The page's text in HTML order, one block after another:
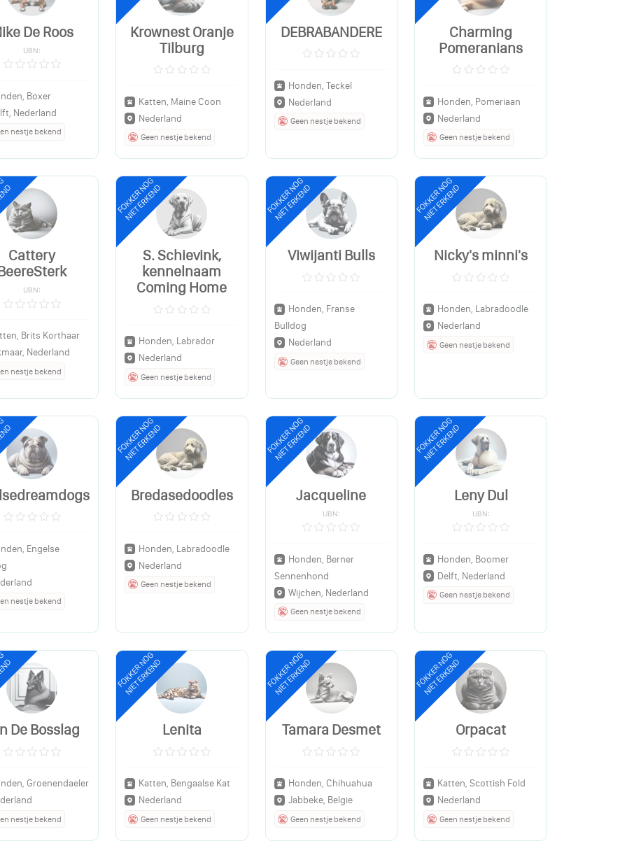
De Roos
UBN:
Boxer
Nederland
nestje bekend
Krownest Oranje
Tilburg
Katten, Maine Coon
Nederland
Geen nestje bekend
DEBRABANDERE
Honden, Teckel
Nederland
Geen nestje bekend
Charming
Pomeranians
Honden, Pomeriaan
Nederland
Geen nestje bekend
Cattery
UBN:
Brits Korthaar
Nederland
nestje bekend
FOKKER NOG
NIET ERKEND
S. Schievink,
kennelnaam
Coming Home
Honden, Labrador
Nederland
Geen nestje bekend
FOKKER NOG
NIET ERKEND
Viwijanti Bulls
Honden, Franse
Bulldog
Nederland
Geen nestje bekend
FOKKER NOG
NIET ERKEND
Nicky's minni's
Honden, Labradoodle
Nederland
Geen nestje bekend
Engelse
nestje bekend
FOKKER NOG
NIET ERKEND
Bredasedoodles
Honden, Labradoodle
Nederland
Geen nestje bekend
FOKKER NOG
NIET ERKEND
Jacqueline
UBN:
Honden, Berner
Sennenhond
Wijchen, Nederland
Geen nestje bekend
FOKKER NOG
NIET ERKEND
Leny Dul
UBN:
Honden, Boomer
Delft, Nederland
Geen nestje bekend
De Bosslag
Groenendaeler
nestje bekend
FOKKER NOG
NIET ERKEND
Lenita
Katten, Bengaalse Kat
Nederland
Geen nestje bekend
FOKKER NOG
NIET ERKEND
Tamara Desmet
Honden, Chihuahua
Jabbeke, Belgie
Geen nestje bekend
FOKKER NOG
NIET ERKEND
Orpacat
Katten, Scottish Fold
Nederland
Geen nestje bekend